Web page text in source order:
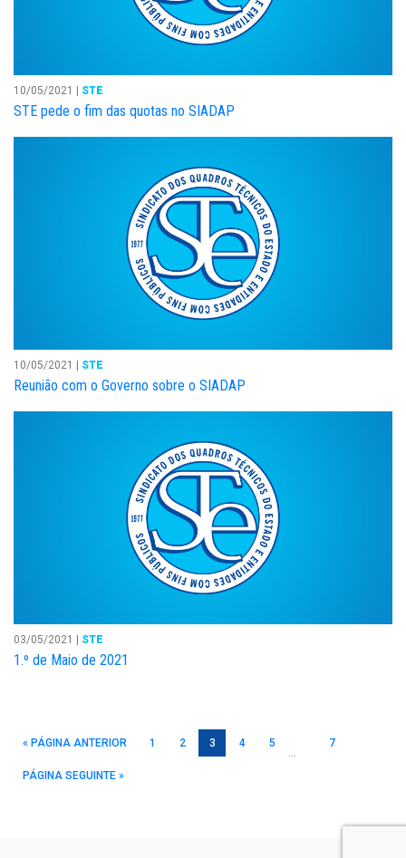
10/05/2021 | STE
STE pede o fim das quotas no SIADAP
10/05/2021 | STE
Reunião com o Governo sobre o SIADAP
03/05/2021 | STE
1.º de Maio de 2021
« PÁGINA ANTERIOR 1 2 3 4 5
…
7
PÁGINA SEGUINTE »